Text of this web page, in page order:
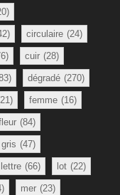
circulaire (24)
cuir (28)
dégradé (270)
femme (16)
(84)
gris (47)
lettre (66) lot (22)
mer (23)